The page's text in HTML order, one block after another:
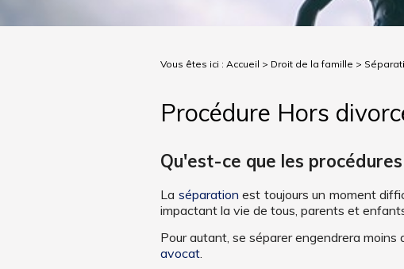
Vous êtes ici : Accueil > Droit de la famille >
Procédure Hors
Qu'est-ce que les
La séparation est toujours un moment
impactant la vie de tous, parents et
Pour autant, se séparer engendrera
avocat.